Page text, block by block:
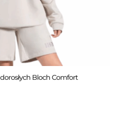
Bloch Comfort